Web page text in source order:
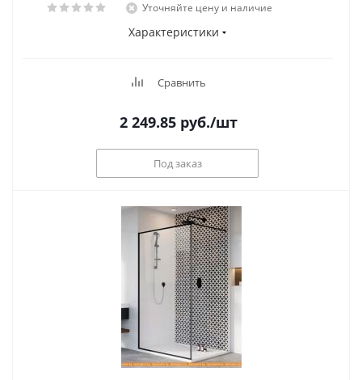
Уточняйте цену и наличие
Характеристики
Сравнить
2 249.85руб./шт
Под заказ